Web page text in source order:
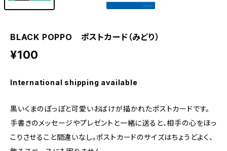
BLACK POPPO ポストカード（みどり）
¥100
International shipping available
黒いくまのぽっぽと可愛いおばけが描かれたポストカードです。
手書きのメッセージやプレゼントと一緒に送ると、相手の心をほっ
こりさせること間違いなし。ポストカードのサイズはちょうどよく、